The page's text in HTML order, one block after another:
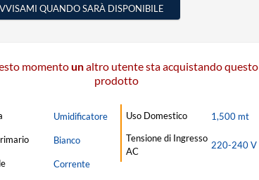
QUANDO SARÀ DISPONIBILE
momentounaltro utente sta acquistando questo
prodotto
Umidificatore
Bianco
Corrente
Uso Domestico
1,500 mt
Tensione di Ingresso
AC
220-240 V